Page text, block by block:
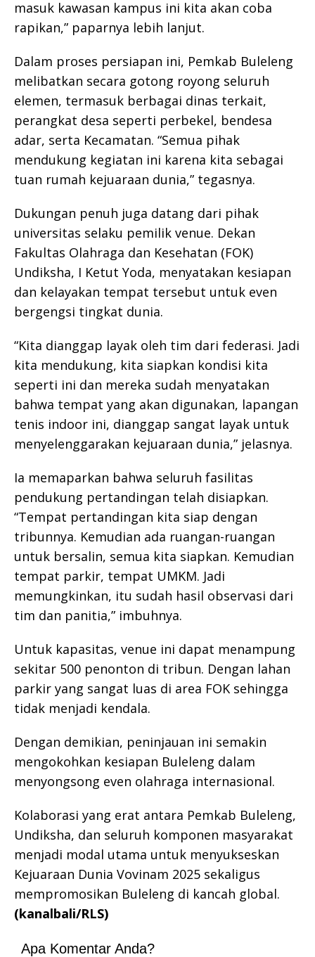
masuk kawasan kampus ini kita akan coba
rapikan,” paparnya lebih lanjut.
Dalam proses persiapan ini, Pemkab Buleleng
melibatkan secara gotong royong seluruh
elemen, termasuk berbagai dinas terkait,
perangkat desa seperti perbekel, bendesa
adar, serta Kecamatan. “Semua pihak
mendukung kegiatan ini karena kita sebagai
tuan rumah kejuaraan dunia,” tegasnya.
Dukungan penuh juga datang dari pihak
universitas selaku pemilik venue. Dekan
Fakultas Olahraga dan Kesehatan (FOK)
Undiksha, I Ketut Yoda, menyatakan kesiapan
dan kelayakan tempat tersebut untuk even
bergengsi tingkat dunia.
“Kita dianggap layak oleh tim dari federasi. Jadi
kita mendukung, kita siapkan kondisi kita
seperti ini dan mereka sudah menyatakan
bahwa tempat yang akan digunakan, lapangan
tenis indoor ini, dianggap sangat layak untuk
menyelenggarakan kejuaraan dunia,” jelasnya.
Ia memaparkan bahwa seluruh fasilitas
pendukung pertandingan telah disiapkan.
“Tempat pertandingan kita siap dengan
tribunnya. Kemudian ada ruangan-ruangan
untuk bersalin, semua kita siapkan. Kemudian
tempat parkir, tempat UMKM. Jadi
memungkinkan, itu sudah hasil observasi dari
tim dan panitia,” imbuhnya.
Untuk kapasitas, venue ini dapat menampung
sekitar 500 penonton di tribun. Dengan lahan
parkir yang sangat luas di area FOK sehingga
tidak menjadi kendala.
Dengan demikian, peninjauan ini semakin
mengokohkan kesiapan Buleleng dalam
menyongsong even olahraga internasional.
Kolaborasi yang erat antara Pemkab Buleleng,
Undiksha, dan seluruh komponen masyarakat
menjadi modal utama untuk menyukseskan
Kejuaraan Dunia Vovinam 2025 sekaligus
mempromosikan Buleleng di kancah global.
(kanalbali/RLS)
Apa Komentar Anda?